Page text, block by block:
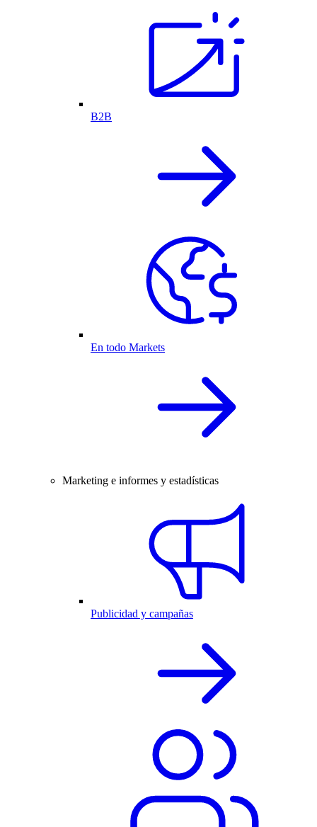
B2B
En todo Markets
Marketing e informes y estadísticas
Publicidad y campañas